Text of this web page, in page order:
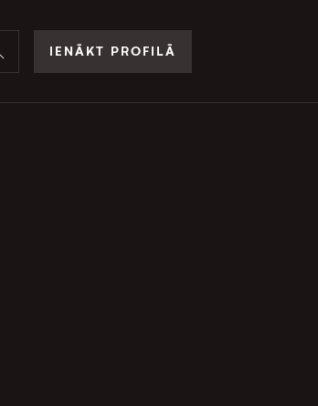
IENĀKT PROFILĀ